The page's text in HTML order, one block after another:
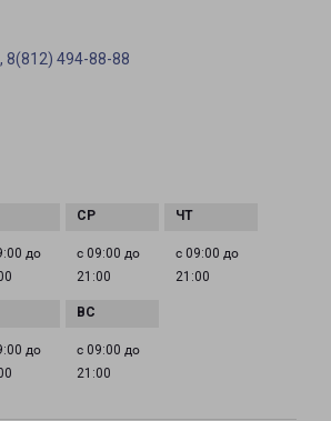
8(812) 494-88-88
до
с 09:00 до
21:00
с 09:00 до
21:00
до
с 09:00 до
21:00